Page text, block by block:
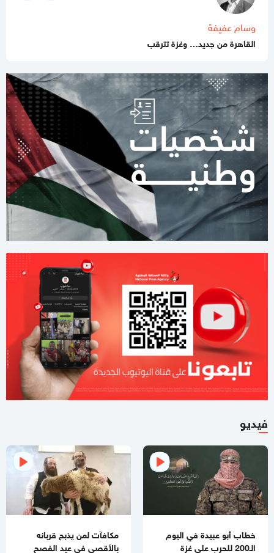
04:22 مساءاً
مقر خاتم الأنبياء: جرائم الصهاينة في الضاحية لن تبقى دون رد
بالفيديوالاحتلال يقصف ضاحية بيروت وتصعيد يهدد الاتفاق
08:18 مساءاً
السيسي: "إسرائيل" وسعت نطاق الخط الأصفر في غزة مع الانشغال
بأزمة إيران ويجب توقف ذلك النهج فورًا
04:09 مساءاً
نعيم قاسم: ايران الزمت اسرائيل وقف العمليات العكسرية
03:27 مساءاً
عندما تهدأ طهران… ماذا سيحدث في غزة؟
01:52 مساءاً
استمرار عمليات اجلاء مرضى غزة عبر معبر رفح
12:56 مساءاً
بالفيديوشهيدان بقصف إسرائيلي في النصيرات وسط قطاع غزة
12:44 مساءاً
سموتريتش يعلن إلغاء "اتفاقيات الخليل"
12:34 مساءاً
التلغراف البريطانية: توني بلير يتولى دورا أوسع في إدارة غزة
موجة غضب وانتقادات "إسرائيلية" حادة من الاتفاق الإيراني
الأمريكي
09:57 صباحا
طالع.. تفاصيل رد الفصائل على خارطة طريق غزة
09:42 صباحا
الصحة بغزة : 10 شهداء و36 إصابة خلال 24 ساعة الماضية
09:28 صباحا
وسام عفيفة
القاهرة من جديد… وغزة تترقب
فيديو
خطاب أبو عبيدة في اليوم
الـ200 للحرب على غزة
مكافآت لمن يذبح قربانه
بالأقصى في عيد الفصح